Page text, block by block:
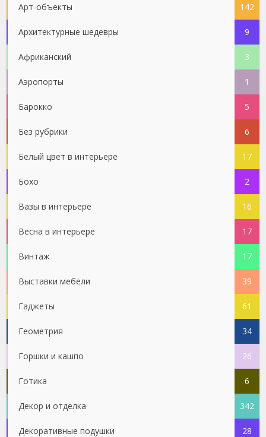
Арт-объекты 142
Архитектурные шедевры 9
Африканский 3
Аэропорты 1
Барокко 5
Без рубрики 6
Белый цвет в интерьере 17
Бохо 2
Вазы в интерьере 16
Весна в интерьере 17
Винтаж 17
Выставки мебели 39
Гаджеты 61
Геометрия 34
Горшки и кашпо 26
Готика 6
Декор и отделка 342
Декоративные подушки 28